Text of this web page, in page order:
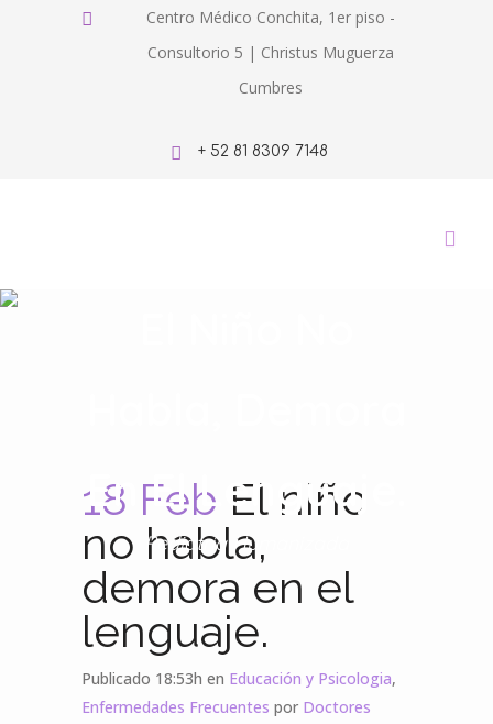
Centro Médico Conchita, 1er piso -
Consultorio 5 | Christus Muguerza
Cumbres
+ 52 81 8309 7148
En El Lenguaje.
Pediatría Humanizada
18 Feb El niño
no habla,
demora en el
lenguaje.
Publicado 18:53h en Educación y Psicologia,
Enfermedades Frecuentes por Doctores